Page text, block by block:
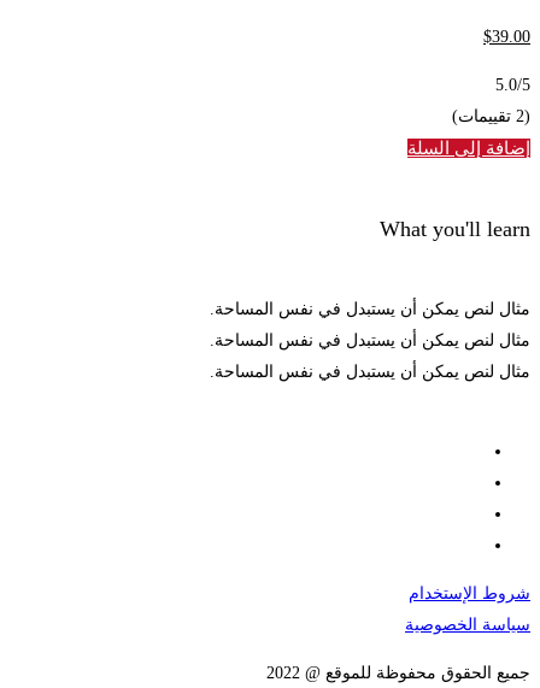
$39.00
5.0/5
(2 تقييمات)
إضافة إلى السلة
What you'll learn
مثال لنص يمكن أن يستبدل في نفس المساحة.
مثال لنص يمكن أن يستبدل في نفس المساحة.
مثال لنص يمكن أن يستبدل في نفس المساحة.
شروط الإستخدام
سياسة الخصوصية
جميع الحقوق محفوظة للموقع @ 2022